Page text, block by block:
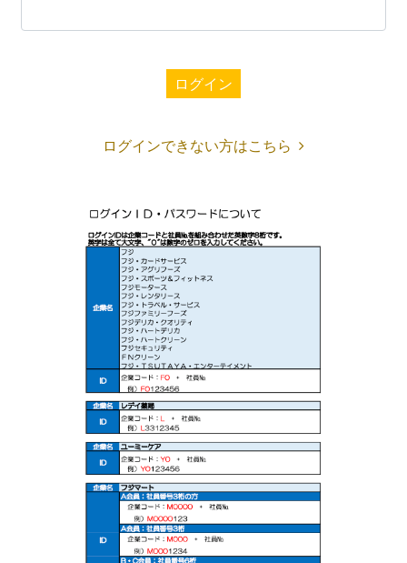
ログイン
ログインできない方はこちら